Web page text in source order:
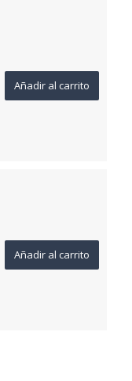
Añadir al carrito
Añadir al carrito